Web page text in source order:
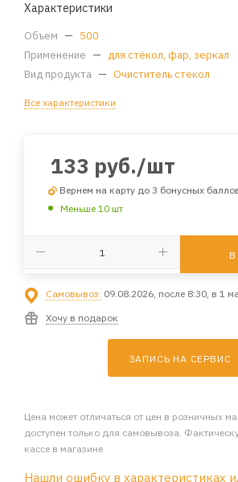
Характеристики
Объем — 500
Применение — для стёкол, фар, зеркал
Вид продукта — Очиститель стекол
Все характеристики
133 руб./шт
Вернем на карту до 3 бонусных
Меньше 10 шт
В
Самовывоз: 09.08.2026, после 8:30, в 1
Хочу в подарок
ЗАПИСЬ НА СЕРВИС
Цена может отличаться от цен в розничных
доступен только для самовывоза.
кассе в магазине
Нашли ошибку в характеристиках